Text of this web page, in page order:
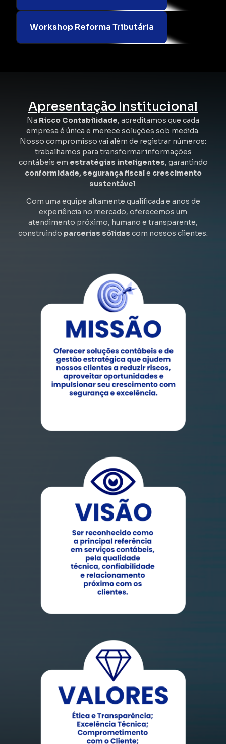
Workshop Reforma Tributária
Apresentação Institucional
Na Ricco Contabilidade, acreditamos que cada
empresa é única e merece soluções sob medida.
Nosso compromisso vai além de registrar números:
trabalhamos para transformar informações
contábeis em estratégias inteligentes, garantindo
conformidade, segurança fiscale crescimento
sustentável.
Com uma equipe altamente qualificada e anos de
experiência no mercado, oferecemos um
atendimento próximo, humano e transparente,
construindo parcerias sólidas com nossos clientes.